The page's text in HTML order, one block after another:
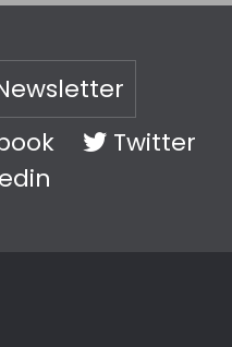
Twitter